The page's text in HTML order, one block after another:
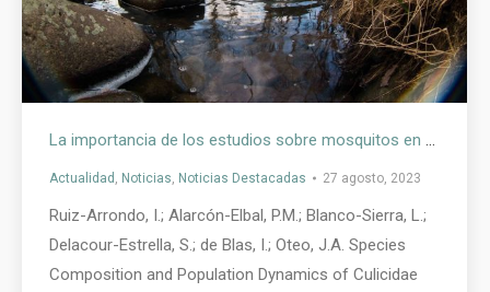
Actualidad Noticias Noticias Destacadas 27 agosto, 2023
Ruiz-Arrondo, I.; Alarcón-Elbal, P.M.; Blanco-Sierra, L.;
Delacour-Estrella, S.; de Blas, I.; Oteo, J.A. Species
Composition and Population Dynamics of Culicidae